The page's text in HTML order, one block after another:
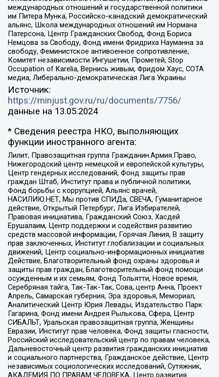
международных отношений и государственной политики
им Питера Мунка, Российско-канадский демократический
альянс, Школа международных отношений им Нормана
Патерсона, Центр Гражданских Свобод, Фонд Бориса
Немцова за Свободу, Фонд имени Фридриха Науманна за
свободу, Феминистское антивоенное сопротивление,
Комитет независимости Ингушетии, Прометей, Stop
Occupation of Karelia, Вернись живым, Фридом Хаус, СОТА
медиа, Либерально-демократическая Лига Украины
Источник:
https://minjust.gov.ru/ru/documents/7756/
данные на 13.05.2024
* Сведения реестра НКО, выполняющих
функции иностранного агента:
Лилит, Правозащитная группа Гражданин.Армия.Право,
Нижегородский центр немецкой и европейской культуры,
Центр гендерных исследований, Фонд защиты прав
граждан Штаб, Институт права и публичной политики,
Фонд борьбы с коррупцией, Альянс врачей,
НАСИЛИЮ.НЕТ, Мы против СПИДа, СВЕЧА, Гуманитарное
действие, Открытый Петербург, Лига Избирателей,
Правовая инициатива, Гражданский Союз, Хасдей
Ерушалаим, Центр поддержки и содействия развитию
средств массовой информации, Горячая Линия, В защиту
прав заключенных, Институт глобализации и социальных
движений, Центр социально-информационных инициатив
Действие, Благотворительный фонд охраны здоровья и
защиты прав граждан, Благотворительный фонд помощи
осужденным и их семьям, Фонд Тольятти, Новое время,
Серебряная тайга, Так-Так-Так, Сова, центр Анна, Проект
Апрель, Самарская губерния, Эра здоровья, Мемориал,
Аналитический Центр Юрия Левады, Издательство Парк
Гагарина, Фонд имени Андрея Рылькова, Сфера, Центр
СИБАЛЬТ, Уральская правозащитная группа, Женщины
Евразии, Институт прав человека, Фонд защиты гласности,
Российский исследовательский центр по правам человека,
Дальневосточный центр развития гражданских инициатив
и социального партнерства, Гражданское действие, Центр
независимых социологических исследований, Сутяжник,
АКАДЕМИЯ ПО ПРАВАМ ЧЕЛОВЕКА, Центр развития